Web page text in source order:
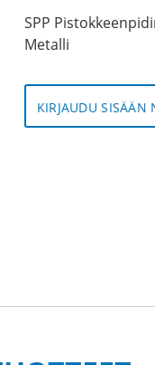
SPP
Metalli
KIRJAUDU SISÄÄN